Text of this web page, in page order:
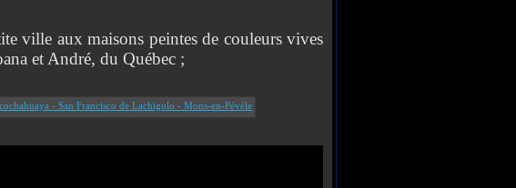
aux maisons peintes de couleurs vives
et André, du Québec ;